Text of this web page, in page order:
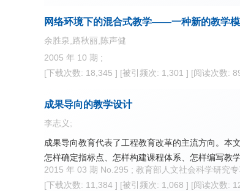
网络环境下的混合式教学——一种新的教学
余胜泉,路秋丽,陈声健
2005 年 10 期 ;
[下载次数: 18,345 ] [被引频次: 1,301 ] [阅读次数:
成果导向的教学设计
李志义;
成果导向教育代表了工程教育改革的主流方向。本
怎样确定指标点、怎样构建课程体系、怎样编写教
2015 年 03 期 No.295 ; 教育部人文社会科学研究
[下载次数: 11,384 ] [被引频次: 1,068 ] [阅读次数: